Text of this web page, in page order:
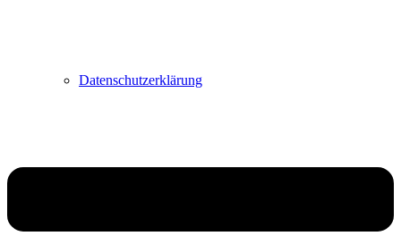
Datenschutzerklärung